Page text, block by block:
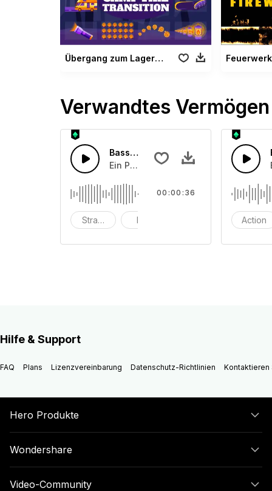
Übergang zum Lagerfeuer
Verwandtes Vermögen
Basslastige Zukunft
Ein Pop-Piano mit Schlagzeug, das
Strand hell
00:00:36
Action
Hilfe & Support
FAQ Plans Lizenzvereinbarung Datenschutz-Richtlinien Kontaktieren
Hero Produkte
Wondershare
Video-Community